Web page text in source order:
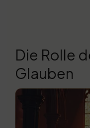
Die Rolle
Glauben